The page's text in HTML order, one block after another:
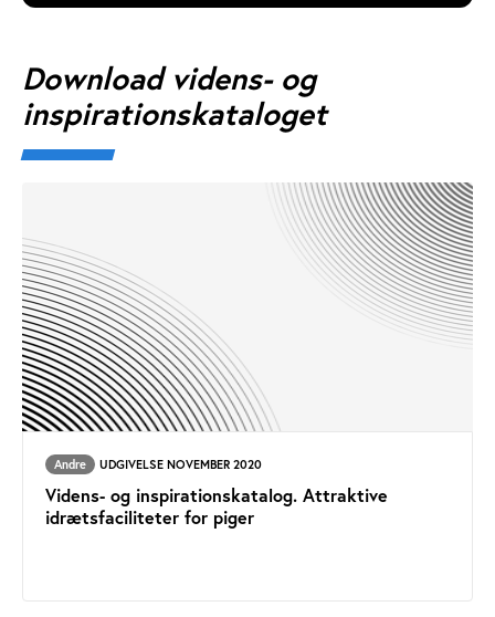
Download videns- og
inspirationskataloget
Andre UDGIVELSE NOVEMBER 2020
Videns- og inspirationskatalog. Attraktive
idrætsfaciliteter for piger